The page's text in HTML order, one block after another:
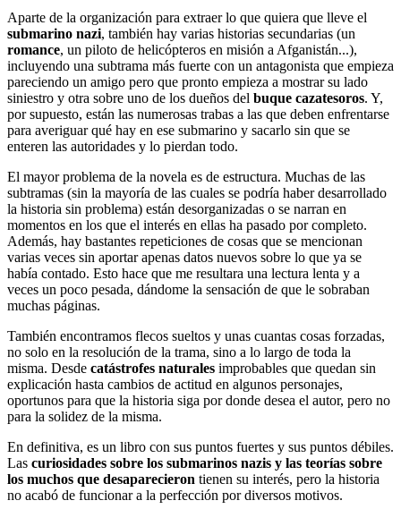
Aparte de la organización para extraer lo que quiera que lleve el
submarino nazi, también hay varias historias secundarias (un
romance, un piloto de helicópteros en misión a Afganistán...),
incluyendo una subtrama más fuerte con un antagonista que empieza
pareciendo un amigo pero que pronto empieza a mostrar su lado
siniestro y otra sobre uno de los dueños del buque cazatesoros. Y,
por supuesto, están las numerosas trabas a las que deben enfrentarse
para averiguar qué hay en ese submarino y sacarlo sin que se
enteren las autoridades y lo pierdan todo.
El mayor problema de la novela es de estructura. Muchas de las
subtramas (sin la mayoría de las cuales se podría haber desarrollado
la historia sin problema) están desorganizadas o se narran en
momentos en los que el interés en ellas ha pasado por completo.
Además, hay bastantes repeticiones de cosas que se mencionan
varias veces sin aportar apenas datos nuevos sobre lo que ya se
había contado. Esto hace que me resultara una lectura lenta y a
veces un poco pesada, dándome la sensación de que le sobraban
muchas páginas.
También encontramos flecos sueltos y unas cuantas cosas forzadas,
no solo en la resolución de la trama, sino a lo largo de toda la
misma. Desde catástrofes naturales improbables que quedan sin
explicación hasta cambios de actitud en algunos personajes,
oportunos para que la historia siga por donde desea el autor, pero no
para la solidez de la misma.
En definitiva, es un libro con sus puntos fuertes y sus puntos débiles.
Las curiosidades sobre los submarinos nazis y las teorías sobre
los muchos que desaparecieron tienen su interés, pero la historia
no acabó de funcionar a la perfección por diversos motivos.